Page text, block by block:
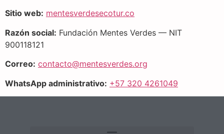
Sitio web: mentesverdesecotur.co
Razón social: Fundación Mentes Verdes — NIT
900118121
Correo: contacto@mentesverdes.org
WhatsApp administrativo: +57 320 4261049